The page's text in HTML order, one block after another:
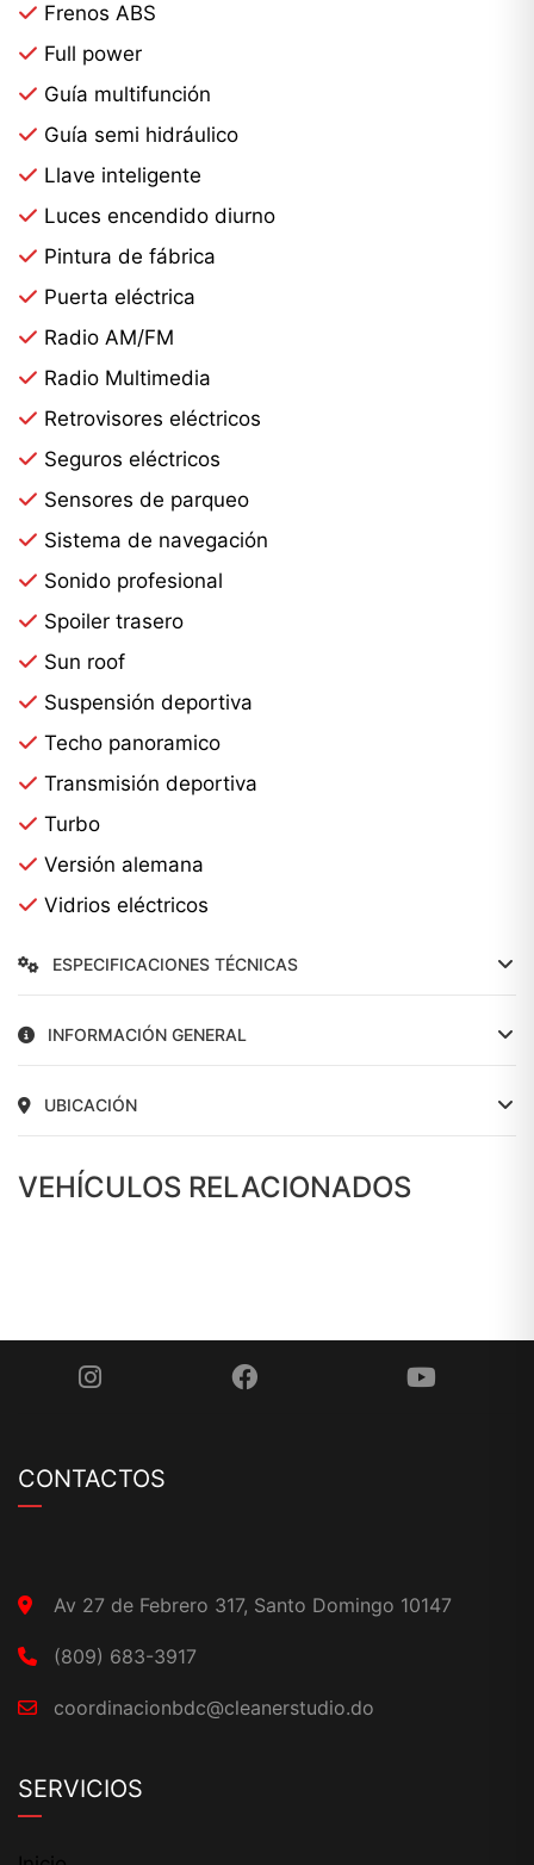
Frenos ABS
Full power
Guía multifunción
Guía semi hidráulico
Llave inteligente
Luces encendido diurno
Pintura de fábrica
Puerta eléctrica
Radio AM/FM
Radio Multimedia
Retrovisores eléctricos
Seguros eléctricos
Sensores de parqueo
Sistema de navegación
Sonido profesional
Spoiler trasero
Sun roof
Suspensión deportiva
Techo panoramico
Transmisión deportiva
Turbo
Versión alemana
Vidrios eléctricos
ESPECIFICACIONES TÉCNICAS
INFORMACIÓN GENERAL
UBICACIÓN
VEHÍCULOS RELACIONADOS
CONTACTOS
Av 27 de Febrero 317, Santo Domingo 10147
(809) 683-3917
coordinacionbdc@cleanerstudio.do
SERVICIOS